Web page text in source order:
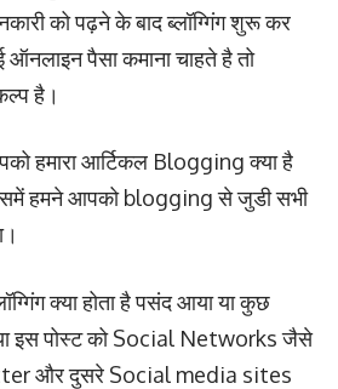
को पढ़ने के बाद ब्लॉग्गिंग शुरू कर
पैसा कमाना चाहते है तो
है।
हमारा आर्टिकल Blogging क्या है
हमने आपको blogging से जुडी सभी
क्या होता है पसंद आया या कुछ
इस पोस्ट को Social Networks जैसे
और दुसरे Social media sites